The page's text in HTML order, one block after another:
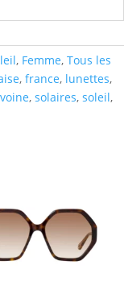
, Femme, Tous les
, france, lunettes,
, solaires, soleil,